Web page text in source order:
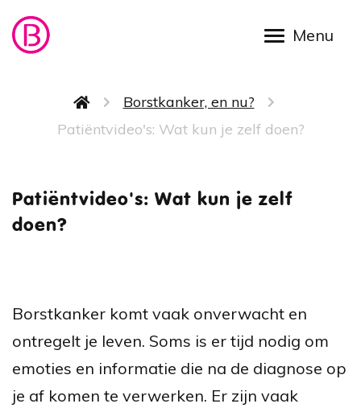
Overslaan en naar de inhoud gaan
Kruimelpad
Borstkanker, en nu?
Patiëntvideo's: Wat kun je zelf doen?
Patiëntvideo's: Wat kun je zelf
doen?
Borstkanker komt vaak onverwacht en
ontregelt je leven. Soms is er tijd nodig om
emoties en informatie die na de diagnose op
je af komen te verwerken. Er zijn vaak